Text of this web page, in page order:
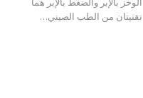
تقنيتان من الطب الصيني…